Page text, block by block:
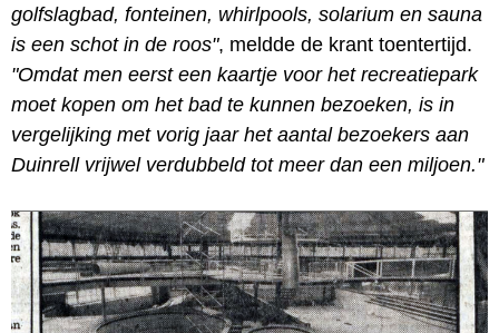
golfslagbad, fonteinen, whirlpools, solarium en sauna
is een schot in de roos", meldde de krant toentertijd.
"Omdat men eerst een kaartje voor het recreatiepark
moet kopen om het bad te kunnen bezoeken, is in
vergelijking met vorig jaar het aantal bezoekers aan
Duinrell vrijwel verdubbeld tot meer dan een miljoen."